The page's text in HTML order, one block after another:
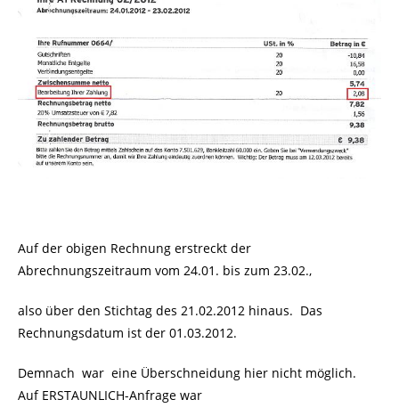
Auf der obigen Rechnung erstreckt der
Abrechnungszeitraum vom 24.01. bis zum 23.02.,
also über den Stichtag des 21.02.2012 hinaus. Das
Rechnungsdatum ist der 01.03.2012.
Demnach war eine Überschneidung hier nicht möglich.
Auf ERSTAUNLICH-Anfrage war